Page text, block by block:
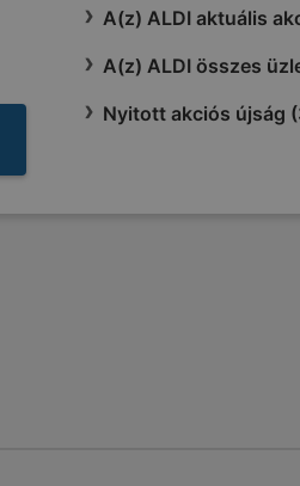
A(z) ALDI aktuális
A(z) ALDI összes
Nyitott akciós újság